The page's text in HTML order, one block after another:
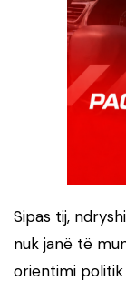
Sipas tij,
nuk janë të
orientimi politik